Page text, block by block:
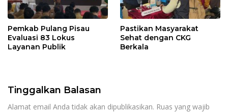
Pemkab Pulang Pisau
Evaluasi 83 Lokus
Layanan Publik
Pastikan Masyarakat
Sehat dengan CKG
Berkala
Tinggalkan Balasan
Alamat email Anda tidak akan dipublikasikan. Ruas yang wajib